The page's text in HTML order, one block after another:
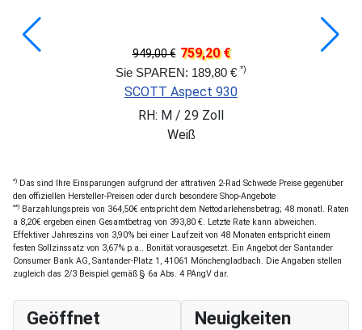
949,00 € 759,20 €
Sie SPAREN: 189,80 € *)
SCOTT Aspect 930
RH: M / 29 Zoll
Weiß
*) Das sind Ihre Einsparungen aufgrund der attrativen 2-Rad Schwede Preise gegenüber
den offiziellen Hersteller-Preisen oder durch besondere Shop-Angebote
**) Barzahlungspreis von 364,50€ entspricht dem Nettodarlehensbetrag; 48 monatl. Raten
a 8,20€ ergeben einen Gesamtbetrag von 393,80 €. Letzte Rate kann abweichen.
Effektiver Jahreszins von 3,90% bei einer Laufzeit von 48 Monaten entspricht einem
festen Sollzinssatz von 3,67% p.a.. Bonität vorausgesetzt. Ein Angebot der Santander
Consumer Bank AG, Santander-Platz 1, 41061 Mönchengladbach. Die Angaben stellen
zugleich das 2/3 Beispiel gemäß § 6a Abs. 4 PAngV dar.
Geöffnet Neuigkeiten